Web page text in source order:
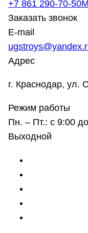
+7 861 290-70-50
Заказать звонок
E-mail
Адрес
г. Краснодар, ул.
Режим работы
Пн. – Пт.: с 9:00
Выходной